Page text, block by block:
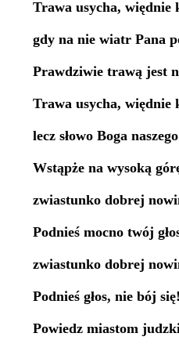
Trawa usycha, więdnie
gdy na nie wiatr Pana
Prawdziwie trawą jest
Trawa usycha, więdnie
lecz słowo Boga
Wstąpże na wysoką
zwiastunko dobrej
Podnieś mocno twój
zwiastunko dobrej
Podnieś głos, nie bój się!
Powiedz miastom